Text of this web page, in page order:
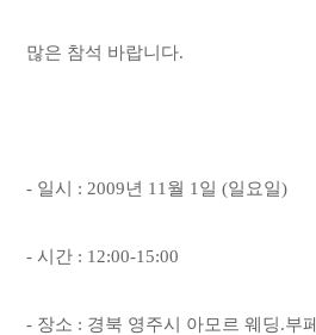
많은 참석 바랍니다.
- 일시 : 2009년 11월 1일 (일요일)
- 시간 : 12:00-15:00
- 장소 : 경북 영주시 아모르 웨딩.부페